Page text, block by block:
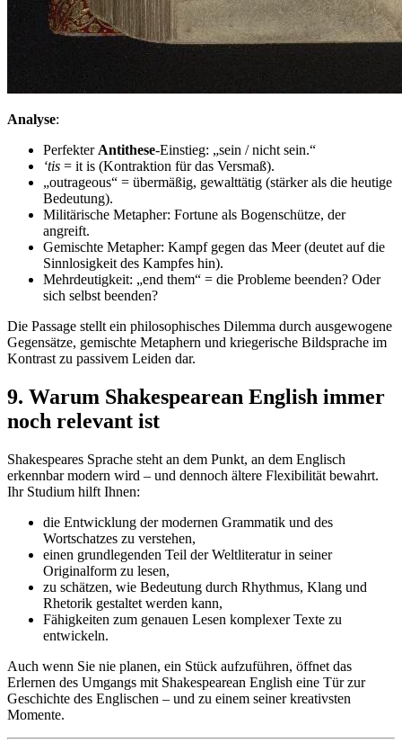
Analyse:
Perfekter Antithese-Einstieg: „sein / nicht sein.“
‘tis = it is (Kontraktion für das Versmaß).
„outrageous“ = übermäßig, gewalttätig (stärker als die heutige
Bedeutung).
Militärische Metapher: Fortune als Bogenschütze, der
angreift.
Gemischte Metapher: Kampf gegen das Meer (deutet auf die
Sinnlosigkeit des Kampfes hin).
Mehrdeutigkeit: „end them“ = die Probleme beenden? Oder
sich selbst beenden?
Die Passage stellt ein philosophisches Dilemma durch ausgewogene
Gegensätze, gemischte Metaphern und kriegerische Bildsprache im
Kontrast zu passivem Leiden dar.
9. Warum Shakespearean English immer
noch relevant ist
Shakespeares Sprache steht an dem Punkt, an dem Englisch
erkennbar modern wird – und dennoch ältere Flexibilität bewahrt.
Ihr Studium hilft Ihnen:
die Entwicklung der modernen Grammatik und des
Wortschatzes zu verstehen,
einen grundlegenden Teil der Weltliteratur in seiner
Originalform zu lesen,
zu schätzen, wie Bedeutung durch Rhythmus, Klang und
Rhetorik gestaltet werden kann,
Fähigkeiten zum genauen Lesen komplexer Texte zu
entwickeln.
Auch wenn Sie nie planen, ein Stück aufzuführen, öffnet das
Erlernen des Umgangs mit Shakespearean English eine Tür zur
Geschichte des Englischen – und zu einem seiner kreativsten
Momente.